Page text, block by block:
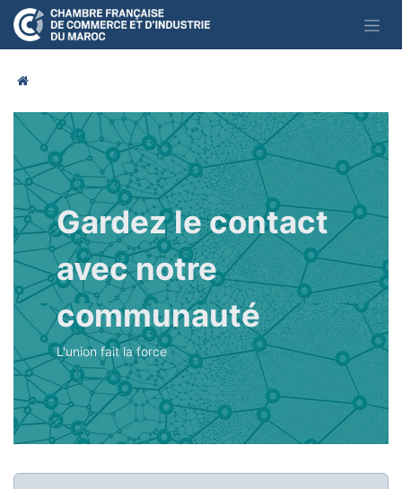
Se rendre au contenu
Gardez le contact
avec notre
communauté
L'union fait la force